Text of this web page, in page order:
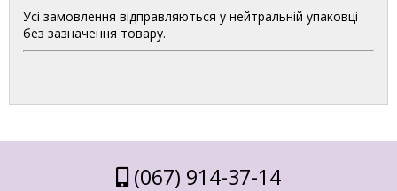
Усі замовлення відправляються у нейтральній упаковці
без зазначення товару.
(067) 914-37-14